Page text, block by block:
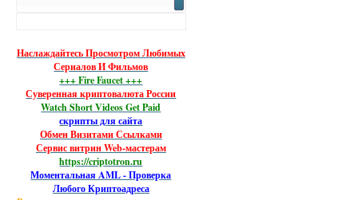
Наслаждайтесь Просмотром Любимых
Сериалов И Фильмов
+++ Fire Faucet +++
Суверенная криптовалюта России
Watch Short Videos Get Paid
скрипты для сайта
Обмен Визитами Ссылками
Сервис витрин Web-мастерам
https://criptotron.ru
Моментальная AML - Проверка
Любого Криптоадреса